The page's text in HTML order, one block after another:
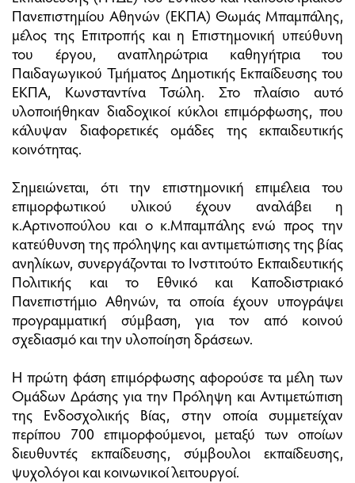
Πανεπιστημίου Αθηνών (ΕΚΠΑ) Θωμάς Μπαμπάλης,
μέλος της Επιτροπής και η Επιστημονική υπεύθυνη
του έργου, αναπληρώτρια καθηγήτρια του
Παιδαγωγικού Τμήματος Δημοτικής Εκπαίδευσης του
ΕΚΠΑ, Κωνσταντίνα Τσώλη. Στο πλαίσιο αυτό
υλοποιήθηκαν διαδοχικοί κύκλοι επιμόρφωσης, που
κάλυψαν διαφορετικές ομάδες της εκπαιδευτικής
κοινότητας.
Σημειώνεται, ότι την επιστημονική επιμέλεια του
επιμορφωτικού υλικού έχουν αναλάβει η
κ.Αρτινοπούλου και ο κ.Μπαμπάλης ενώ προς την
κατεύθυνση της πρόληψης και αντιμετώπισης της βίας
ανηλίκων, συνεργάζονται το Ινστιτούτο Εκπαιδευτικής
Πολιτικής και το Εθνικό και Καποδιστριακό
Πανεπιστήμιο Αθηνών, τα οποία έχουν υπογράψει
προγραμματική σύμβαση, για τον από κοινού
σχεδιασμό και την υλοποίηση δράσεων.
Η πρώτη φάση επιμόρφωσης αφορούσε τα μέλη των
Ομάδων Δράσης για την Πρόληψη και Αντιμετώπιση
της Ενδοσχολικής Βίας, στην οποία συμμετείχαν
περίπου 700 επιμορφούμενοι, μεταξύ των οποίων
διευθυντές εκπαίδευσης, σύμβουλοι εκπαίδευσης,
ψυχολόγοι και κοινωνικοί λειτουργοί.